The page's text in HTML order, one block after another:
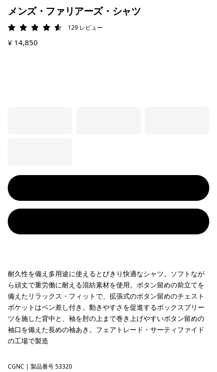
メンズ・ファリアーズ・シャツ
評価: 4.6 / 5129 レビュー
¥ 14,850
耐久性を備え多用途に使えるとびきり快適なシャツ。ソフトなが
ら頑丈で重労働に耐える混紡素材を使用。ボタン留めの前立てを
備えたリラックス・フィットで、拡張式のボタン留めのチェスト
ポケットはペン差し付き。動きやすさを促進するボックスプリー
ツを施した背中と、袖を肘の上まで巻き上げやすいボタン留めの
袖口を備えた長めの袖あき。フェアトレード・サーティファイド
の工場で製造
Cascade Green Corduroy
CGNC | 製品番号 53320